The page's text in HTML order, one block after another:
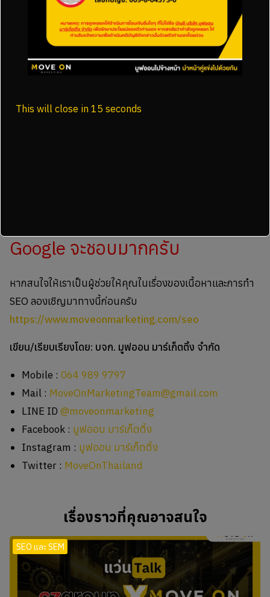
ปลอดภัยจากคำว่า Spam ครับ
เช็กก่อนโพสต์ทุกครั้ง 5 ข้อนี้
อ่านลื่นเหมือนภาษาคนไหม
มีประสบการณ์หรือมุมมองเฉพาะตัวไหม
Google จะชอบมากครับ
หากสนใจให้เราเป็นผู้ช่วยให้คุณในเรื่องของเนื้อหาและการทำ
SEO ลองเชิญมาทางนี้ก่อนครับ
https://www.moveonmarketing.com/seo
เขียน/เรียบเรียงโดย: บจก. มูฟออน มาร์เก็ตติ้ง จำกัด
Mobile :064 989 9797
Mail : MoveOnMarketingTeam@gmail.com
LINE ID@moveonmarketing
Facebook : มูฟออน มาร์เก็ตติ้ง
Instagram : มูฟออน มาร์เก็ตติ้ง
Twitter : MoveOnThailand
เรื่องราวที่คุณอาจสนใจ
SEO และ SEM
This will close in 14 seconds